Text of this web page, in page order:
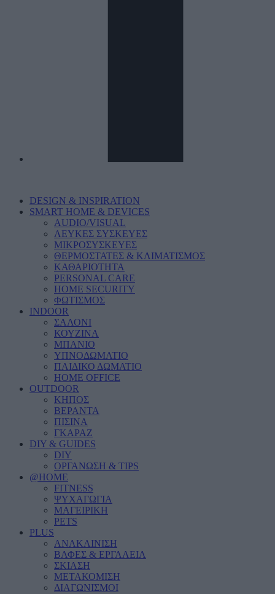
DESIGN & INSPIRATION
SMART HOME & DEVICES
AUDIO/VISUAL
ΛΕΥΚΕΣ ΣΥΣΚΕΥΕΣ
ΜΙΚΡΟΣΥΣΚΕΥΕΣ
ΘΕΡΜΟΣΤΑΤΕΣ & ΚΛΙΜΑΤΙΣΜΟΣ
ΚΑΘΑΡΙΟΤΗΤΑ
PERSONAL CARE
HOME SECURITY
ΦΩΤΙΣΜΟΣ
INDOOR
ΣΑΛΟΝΙ
ΚΟΥΖΙΝΑ
ΜΠΑΝΙΟ
ΥΠΝΟΔΩΜΑΤΙΟ
ΠΑΙΔΙΚΟ ΔΩΜΑΤΙΟ
HOME OFFICE
OUTDOOR
ΚΗΠΟΣ
ΒΕΡΑΝΤΑ
ΠΙΣΙΝΑ
ΓΚΑΡΑΖ
DIY & GUIDES
DIY
ΟΡΓΑΝΩΣΗ & TIPS
@HOME
FITNESS
ΨΥΧΑΓΩΓΙΑ
ΜΑΓΕΙΡΙΚΗ
PETS
PLUS
ΑΝΑΚΑΙΝΙΣΗ
ΒΑΦΕΣ & ΕΡΓΑΛΕΙΑ
ΣΚΙΑΣΗ
ΜΕΤΑΚΟΜΙΣΗ
ΔΙΑΓΩΝΙΣΜΟΙ